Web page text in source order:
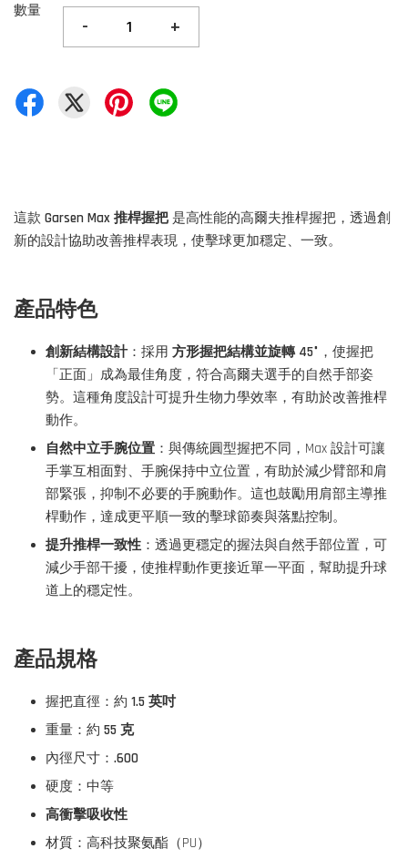
數量
- +
這款 Garsen Max 推桿握把 是高性能的高爾夫推桿握把，透過創
新的設計協助改善推桿表現，使擊球更加穩定、一致。
產品特色
創新結構設計：採用 方形握把結構並旋轉 45° ，使握把
「正面」成為最佳角度，符合高爾夫選手的自然手部姿
勢。這種角度設計可提升生物力學效率，有助於改善推桿
動作。
自然中立手腕位置 ：與傳統圓型握把不同，Max 設計可讓
手掌互相面對、手腕保持中立位置，有助於減少臂部和肩
部緊張，抑制不必要的手腕動作。這也鼓勵用肩部主導推
桿動作，達成更平順一致的擊球節奏與落點控制。
提升推桿一致性 ：透過更穩定的握法與自然手部位置，可
減少手部干擾，使推桿動作更接近單一平面，幫助提升球
道上的穩定性。
產品規格
握把直徑：約 1.5 英吋
重量：約 55 克
內徑尺寸： .600
硬度：中等
高衝擊吸收性
材質：高科技聚氨酯（PU）